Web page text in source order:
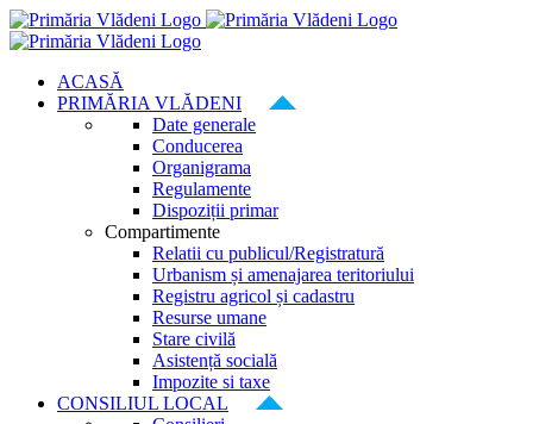
Skip
to
ACASĂ
PRIMĂRIA VLĂDENI
Date generale
Conducerea
Organigrama
Regulamente
Dispoziții primar
Compartimente
Relatii cu publicul/Registratură
Urbanism și amenajarea teritoriului
Registru agricol și cadastru
Resurse umane
Stare civilă
Asistență socială
Impozite si taxe
CONSILIUL LOCAL